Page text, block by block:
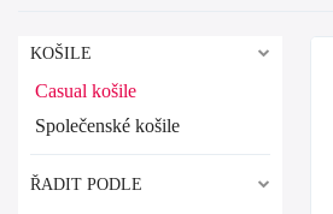
KOŠILE
Casual košile
Společenské košile
ŘADIT PODLE